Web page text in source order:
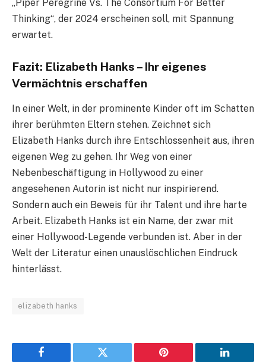
„Piper Peregrine Vs. The Consortium For Better
Thinking“, der 2024 erscheinen soll, mit Spannung
erwartet.
Fazit: Elizabeth Hanks – Ihr eigenes
Vermächtnis erschaffen
In einer Welt, in der prominente Kinder oft im Schatten
ihrer berühmten Eltern stehen. Zeichnet sich
Elizabeth Hanks durch ihre Entschlossenheit aus, ihren
eigenen Weg zu gehen. Ihr Weg von einer
Nebenbeschäftigung in Hollywood zu einer
angesehenen Autorin ist nicht nur inspirierend.
Sondern auch ein Beweis für ihr Talent und ihre harte
Arbeit. Elizabeth Hanks ist ein Name, der zwar mit
einer Hollywood-Legende verbunden ist. Aber in der
Welt der Literatur einen unauslöschlichen Eindruck
hinterlässt.
elizabeth hanks